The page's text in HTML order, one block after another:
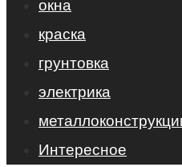
окна
краска
грунтовка
электрика
Интересное